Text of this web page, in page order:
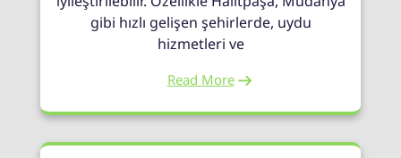
gibi hızlı gelişen şehirlerde, uydu
hizmetleri ve
Read More